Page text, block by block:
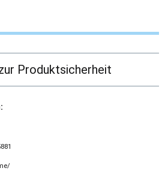
Produktsicherheit